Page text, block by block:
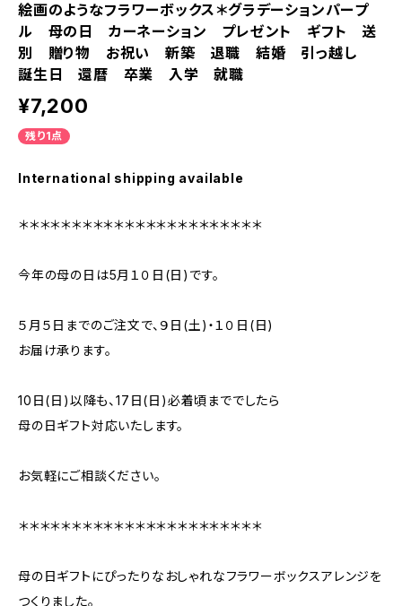
絵画のようなフラワーボックス＊グラデーションパープ
ル 母の日 カーネーション プレゼント ギフト 送
別 贈り物 お祝い 新築 退職 結婚 引っ越し
誕生日 還暦 卒業 入学 就職
¥7,200
残り1点
International shipping available
＊＊＊＊＊＊＊＊＊＊＊＊＊＊＊＊＊＊＊＊＊＊＊
今年の母の日は5月１０日(日)です。
５月５日までのご注文で、９日(土)・１０日(日)
お届け承ります。
10日(日)以降も、17日(日)必着頃まででしたら
母の日ギフト対応いたします。
お気軽にご相談ください。
＊＊＊＊＊＊＊＊＊＊＊＊＊＊＊＊＊＊＊＊＊＊＊
母の日ギフトにぴったりなおしゃれなフラワーボックスアレンジを
つくりました。